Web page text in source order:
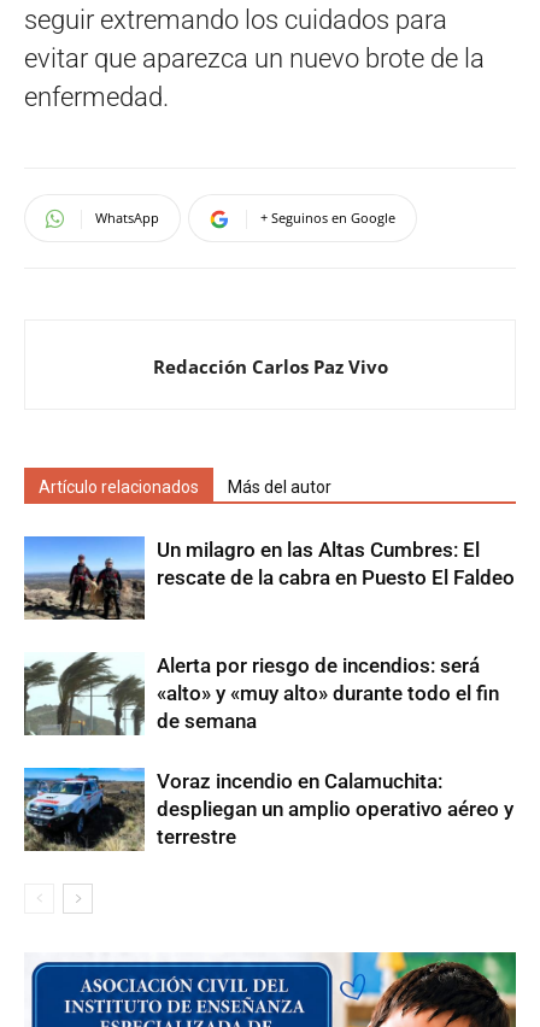
seguir extremando los cuidados para
evitar que aparezca un nuevo brote de la
enfermedad.
WhatsApp + Seguinos en Google
Redacción Carlos Paz Vivo
Artículo relacionados Más del autor
Un milagro en las Altas Cumbres: El
rescate de la cabra en Puesto El Faldeo
Alerta por riesgo de incendios: será
«alto» y «muy alto» durante todo el fin
de semana
Voraz incendio en Calamuchita:
despliegan un amplio operativo aéreo y
terrestre